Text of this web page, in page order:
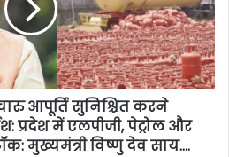
आपूर्ति सुनिश्चित करने
प्रदेश में एलपीजी, पेट्रोल और
मुख्यमंत्री विष्णु देव साय….